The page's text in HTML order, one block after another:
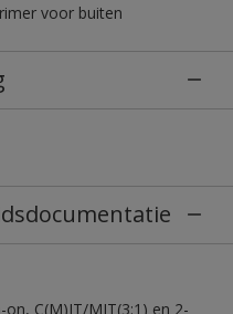
voor buiten
C(M)IT/MIT(3:1) en 2-